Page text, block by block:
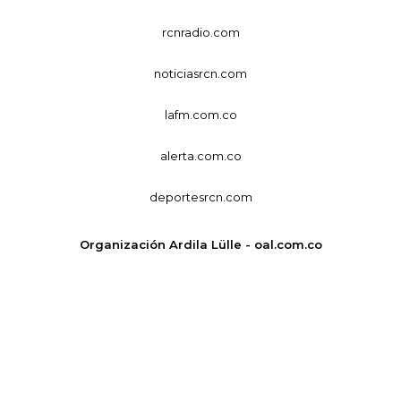
rcnradio.com
noticiasrcn.com
lafm.com.co
alerta.com.co
deportesrcn.com
Organización Ardila Lülle - oal.com.co